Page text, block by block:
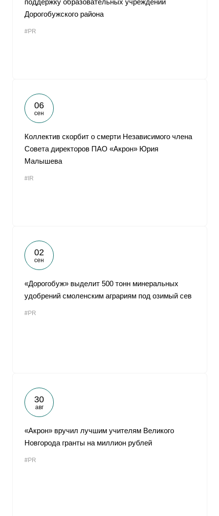
поддержку образовательных учреждений
Дорогобужского района
#PR
06
сен
Коллектив скорбит о смерти Независимого члена
Совета директоров ПАО «Акрон» Юрия
Малышева
#IR
02
сен
«Дорогобуж» выделит 500 тонн минеральных
удобрений смоленским аграриям под озимый сев
#PR
30
авг
«Акрон» вручил лучшим учителям Великого
Новгорода гранты на миллион рублей
#PR